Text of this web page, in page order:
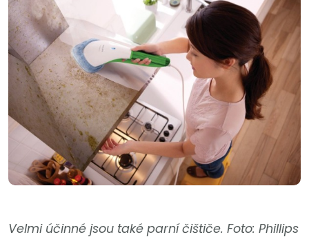
Velmi účinné jsou také parní čištiče. Foto: Phillips